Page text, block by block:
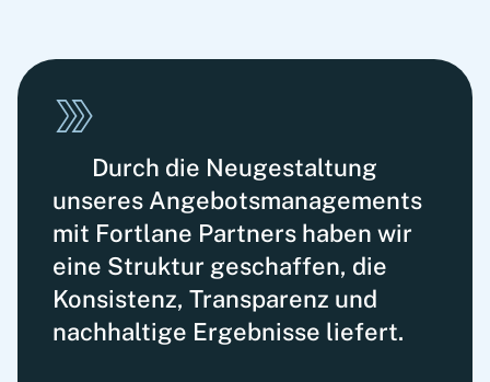
Durch die Neugestaltung
unseres Angebotsmanagements
mit Fortlane Partners haben wir
eine Struktur geschaffen, die
Konsistenz, Transparenz und
nachhaltige Ergebnisse liefert.